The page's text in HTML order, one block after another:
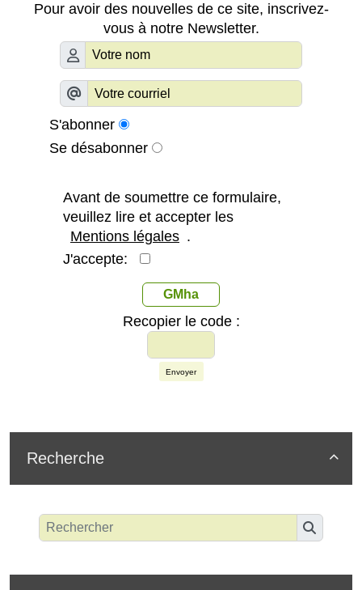
Pour avoir des nouvelles de ce site, inscrivez-
vous à notre Newsletter.
S'abonner
Se désabonner
Avant de soumettre ce formulaire,
veuillez lire et accepter les
Mentions légales .
J'accepte:
GMha
Recopier le code :
Envoyer

Recherche